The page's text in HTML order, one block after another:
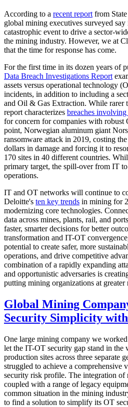
According to a recent report from
global mining executives surveyed
catastrophic event to drive a sector-
the mining industry. However, we at
that the time for response has come.
For the first time in its dozen years of
Data Breach Investigations Report
assets versus operational technology
incidents, in addition to including a
and Oil & Gas Extraction. While rarer
report characterizes breaches involving
for concern for companies with robust
point, Norwegian aluminum giant
ransomware attack in 2019, costing
dollars in damage and forcing it to
170 sites in 40 different countries.
primary target, the spill-over from IT
operations.
IT and OT networks will continue to
Deloitte's ten key trends in mining for
modernizing core technologies.
data across mines, plants, rail, and
faster, smarter decisions for better
transformation and IT-OT
potential to create safer, more
operations, and drive competitive
combination of a rapidly expanding
and opportunistic adversaries is
putting mining organizations at greater
Global Mining
Security Simplicity
One large mining company we
let the IT-OT security gap stand in the
production sites across three separate
struggled to achieve a comprehensive
security risk profile. The integration of
coupled with a range of legacy
common situation in the mining
to find a solution to simplify its OT